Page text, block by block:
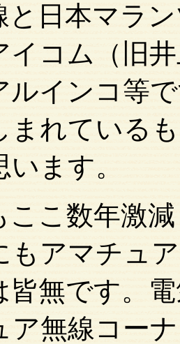
と日本マラ
イコム（旧
ルインコ等
まれている
ます。
ここ数年激
もアマチュ
皆無です。
ア無線コー